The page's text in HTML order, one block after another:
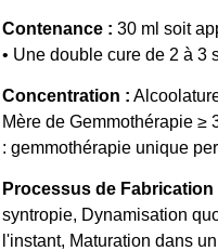
Contenance : 30 ml soit
• Une double cure de 2 à 3
Concentration :
Mère de Gemmothérapie ≥
: gemmothérapie unique
Processus de Fabrication
syntropie, Dynamisation
l'instant, Maturation dans